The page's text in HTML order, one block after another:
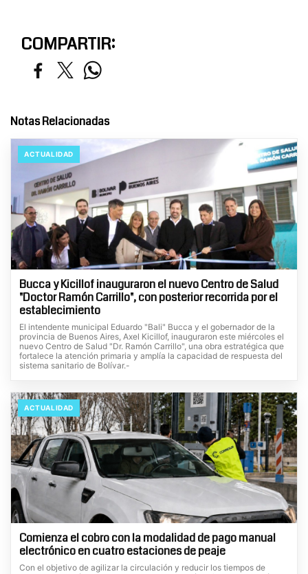
COMPARTIR:
Notas Relacionadas
ACTUALIDAD
Bucca y Kicillof inauguraron el nuevo Centro de Salud
"Doctor Ramón Carrillo", con posterior recorrida por el
establecimiento
El intendente municipal Eduardo "Bali" Bucca y el gobernador de la
provincia de Buenos Aires, Axel Kicillof, inauguraron este miércoles el
nuevo Centro de Salud "Dr. Ramón Carrillo", una obra estratégica que
fortalece la atención primaria y amplía la capacidad de respuesta del
sistema sanitario de Bolívar.-
ACTUALIDAD
Comienza el cobro con la modalidad de pago manual
electrónico en cuatro estaciones de peaje
Con el objetivo de agilizar la circulación y reducir los tiempos de